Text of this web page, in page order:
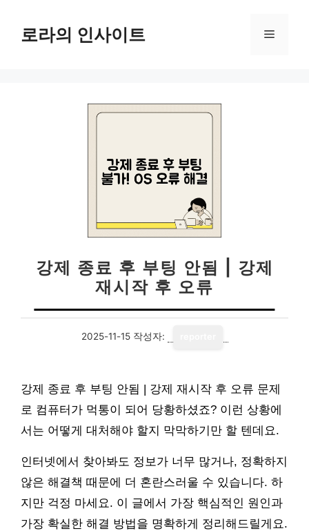
로라의 인사이트 메
강제 종료 후 부팅 안됨 | 강제
재시작 후 오류
2025-11-15 작성자:
강제 종료 후 부팅 안됨 | 강제 재시작 후 오류 문제
로 컴퓨터가 먹통이 되어 당황하셨죠? 이런 상황에
서는 어떻게 대처해야 할지 막막하기만 할 텐데요.
인터넷에서 찾아봐도 정보가 너무 많거나, 정확하지
않은 해결책 때문에 더 혼란스러울 수 있습니다. 하
지만 걱정 마세요. 이 글에서 가장 핵심적인 원인과
가장 확실한 해결 방법을 명확하게 정리해드릴게요.